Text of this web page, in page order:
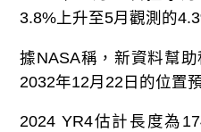
3.8%上升至5月觀測的
據NASA稱，新資料幫
2032年12月 22 日的位置
2024 YR4估計長度為